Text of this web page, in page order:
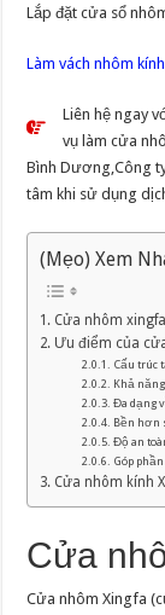
Lắp đặt cửa sổ
Làm vách nhôm kính
Liên hệ ngay
vụ làm cửa
Bình Dương,Công
tâm khi sử dụng
(Mẹo) Xem
Cửa nhôm
Ưu điểm của
Cấu trúc
Khả
Đa dạng
Bền hơn
Độ an
Góp
Cửa nhôm kính
Cửa
Cửa nhôm Xingfa